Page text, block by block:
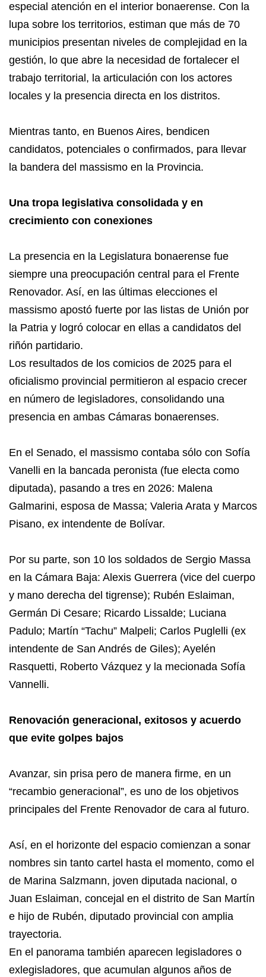
especial atención en el interior bonaerense. Con la
lupa sobre los territorios, estiman que más de 70
municipios presentan niveles de complejidad en la
gestión, lo que abre la necesidad de fortalecer el
trabajo territorial, la articulación con los actores
locales y la presencia directa en los distritos.
Mientras tanto, en Buenos Aires, bendicen
candidatos, potenciales o confirmados, para llevar
la bandera del massismo en la Provincia.
Una tropa legislativa consolidada y en
crecimiento con conexiones
La presencia en la Legislatura bonaerense fue
siempre una preocupación central para el Frente
Renovador. Así, en las últimas elecciones el
massismo apostó fuerte por las listas de Unión por
la Patria y logró colocar en ellas a candidatos del
riñón partidario.
Los resultados de los comicios de 2025 para el
oficialismo provincial permitieron al espacio crecer
en número de legisladores, consolidando una
presencia en ambas Cámaras bonaerenses.
En el Senado, el massismo contaba sólo con Sofía
Vanelli en la bancada peronista (fue electa como
diputada), pasando a tres en 2026: Malena
Galmarini, esposa de Massa; Valeria Arata y Marcos
Pisano, ex intendente de Bolívar.
Por su parte, son 10 los soldados de Sergio Massa
en la Cámara Baja: Alexis Guerrera (vice del cuerpo
y mano derecha del tigrense); Rubén Eslaiman,
Germán Di Cesare; Ricardo Lissalde; Luciana
Padulo; Martín “Tachu” Malpeli; Carlos Puglelli (ex
intendente de San Andrés de Giles); Ayelén
Rasquetti, Roberto Vázquez y la mecionada Sofía
Vannelli.
Renovación generacional, exitosos y acuerdo
que evite golpes bajos
Avanzar, sin prisa pero de manera firme, en un
“recambio generacional”, es uno de los objetivos
principales del Frente Renovador de cara al futuro.
Así, en el horizonte del espacio comienzan a sonar
nombres sin tanto cartel hasta el momento, como el
de Marina Salzmann, joven diputada nacional, o
Juan Eslaiman, concejal en el distrito de San Martín
e hijo de Rubén, diputado provincial con amplia
trayectoria.
En el panorama también aparecen legisladores o
exlegisladores, que acumulan algunos años de